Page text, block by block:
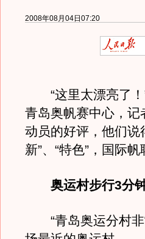
2008年08月04日07:20
“这里太漂亮了！
青岛奥帆赛中心，
动员的好评，他们说
新”、“特色”，国际
奥运村步行3分
“青岛奥运分村非